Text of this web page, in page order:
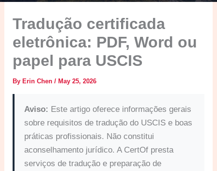
Tradução certificada
eletrônica: PDF, Word ou
papel para USCIS
ByErin Chen/May 25, 2026
Aviso: Este artigo oferece informações gerais
sobre requisitos de tradução do USCIS e boas
práticas profissionais. Não constitui
aconselhamento jurídico. A CertOf presta
serviços de tradução e preparação de